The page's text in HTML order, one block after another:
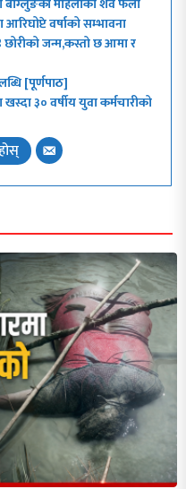
बाग्लुङकी महिलाको शव फेला
वर्षाको सम्भावना
छोरीको जन्म,कस्तो छ आमा र
[पूर्णपाठ]
३० वर्षीय युवा कर्मचारीको